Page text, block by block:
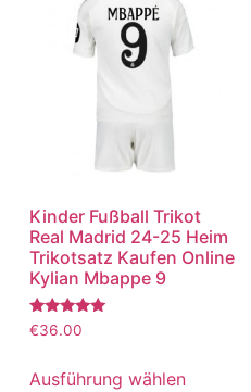
Kinder Fußball Trikot
Real Madrid 24-25 Heim
Trikotsatz Kaufen Online
Kylian Mbappe 9
Bewertet
mit
von 5
€36.00
Ausführung wählen